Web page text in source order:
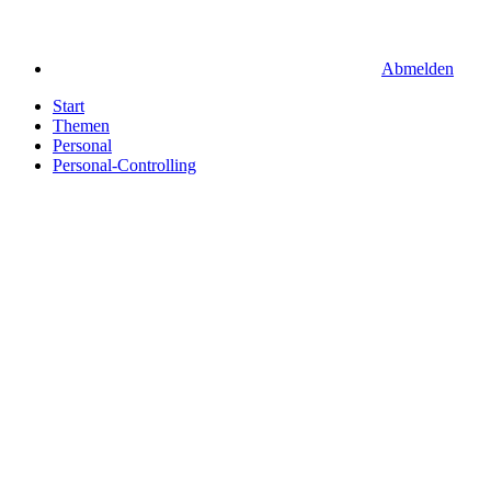
Abmelden
Start
Themen
Personal
Personal-Controlling